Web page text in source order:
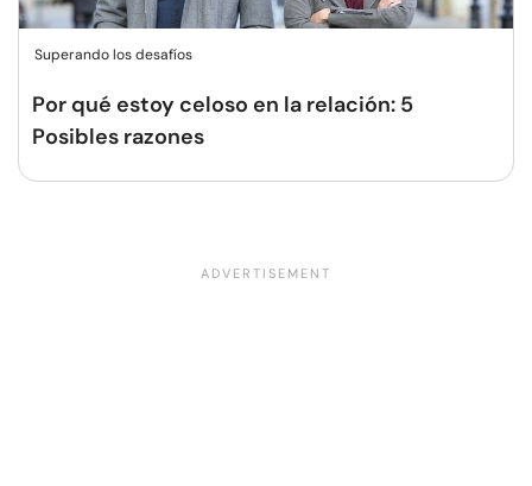
Superando los desafíos
Por qué estoy celoso en la relación: 5
Posibles razones